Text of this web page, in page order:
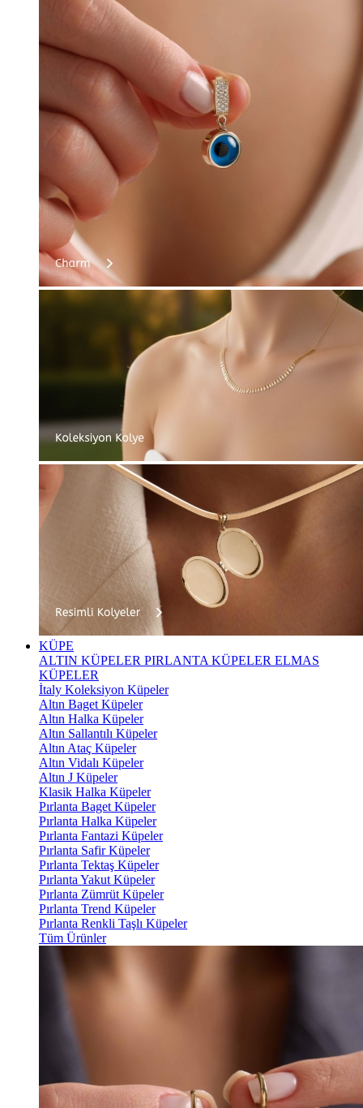
KÜPE
ALTIN KÜPELER PIRLANTA KÜPELER ELMAS
KÜPELER
İtaly Koleksiyon Küpeler
Altın Baget Küpeler
Altın Halka Küpeler
Altın Sallantılı Küpeler
Altın Ataç Küpeler
Altın Vidalı Küpeler
Altın J Küpeler
Klasik Halka Küpeler
Pırlanta Baget Küpeler
Pırlanta Halka Küpeler
Pırlanta Fantazi Küpeler
Pırlanta Safir Küpeler
Pırlanta Tektaş Küpeler
Pırlanta Yakut Küpeler
Pırlanta Zümrüt Küpeler
Pırlanta Trend Küpeler
Pırlanta Renkli Taşlı Küpeler
Tüm Ürünler